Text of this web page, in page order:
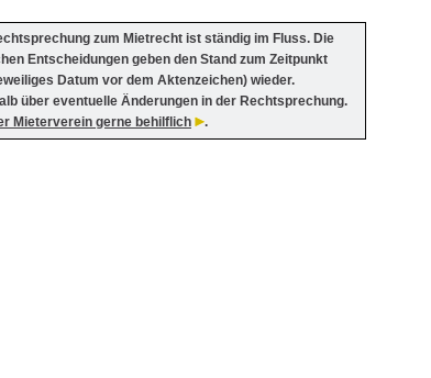
zum Mietrecht ist ständig im Fluss. Die
Entscheidungen geben den Stand zum Zeitpunkt
Datum vor dem Aktenzeichen) wieder.
über eventuelle Änderungen in der Rechtsprechung.
Mieterverein gerne behilflich
.